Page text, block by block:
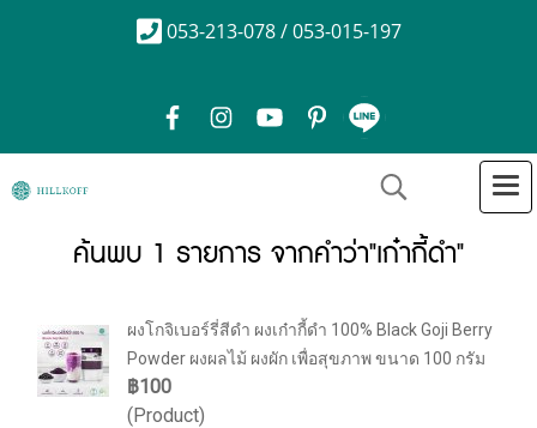
053-213-078 / 053-015-197
ค้นพบ 1 รายการ จากคำว่า"เก๋ากี้ดำ"
ผงโกจิเบอร์รี่สีดำ ผงเก๋ากี้ดำ 100% Black Goji Berry
Powder ผงผลไม้ ผงผัก เพื่อสุขภาพ ขนาด 100 กรัม
฿100
(Product)